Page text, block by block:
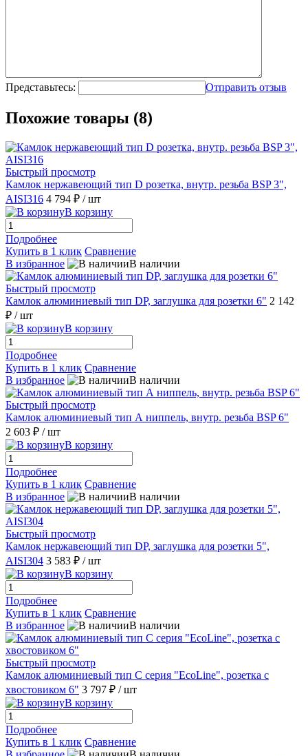
Представьтесь: Отправить отзыв
Похожие товары (8)
Быстрый просмотр
Камлок нержавеющий тип D розетка, внутр. резьба BSP 3",
AISI316 4 794 ₽ / шт
В корзину
Подробнее
Купить в 1 клик Сравнение
В избранное
В наличии
Быстрый просмотр
Камлок алюминиевый тип DР, заглушка для розетки 6" 2 142
₽ / шт
В корзину
Подробнее
Купить в 1 клик Сравнение
В избранное
В наличии
Быстрый просмотр
Камлок алюминиевый тип А ниппель, внутр. резьба BSP 6"
2 603 ₽ / шт
В корзину
Подробнее
Купить в 1 клик Сравнение
В избранное
В наличии
Быстрый просмотр
Камлок нержавеющий тип DР, заглушка для розетки 5",
AISI304 3 583 ₽ / шт
В корзину
Подробнее
Купить в 1 клик Сравнение
В избранное
В наличии
Быстрый просмотр
Камлок алюминиевый тип С серия "EcoLine", розетка с
хвостовиком 6" 3 797 ₽ / шт
В корзину
Подробнее
Купить в 1 клик Сравнение